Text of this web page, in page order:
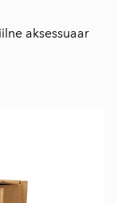
aksessuaar